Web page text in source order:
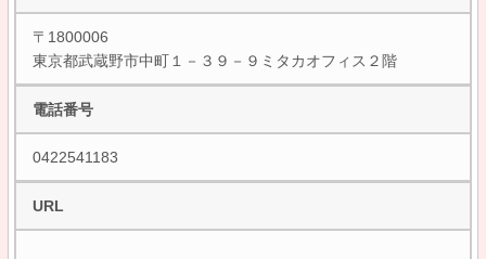
〒1800006
東京都武蔵野市中町１－３９－９ミタカオフィス２階
電話番号
0422541183
URL